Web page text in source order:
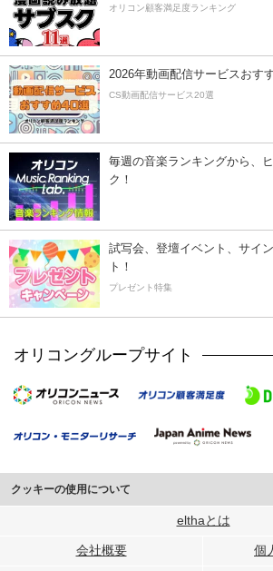
オリコン顧客満足度ランキング
2026年動画配信サービスおす
CS動画配信サービス20選
毎週の音楽ランキングから、
ク！
試写会、登壇イベント、サイ
ト！
プレゼント特集
オリコングループサイト
クッキーの使用について
このサイトでは Cookie を使用して、ユーザーに合わ
行っています。
elthaとは
会社概要 個